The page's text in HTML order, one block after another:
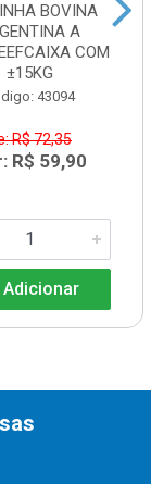
BOVINA
A
COM
±15KG
43094
R$ 72,35
R$ 59,90
Adicionar